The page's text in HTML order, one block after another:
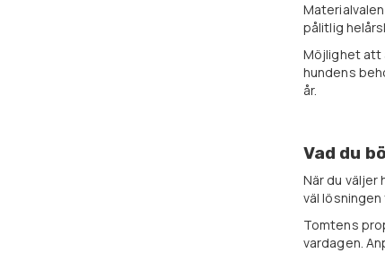
pålitlig
Möjlighet att
hundens
år.
Vad du
När du väljer
väl
Tomtens
vardagen.